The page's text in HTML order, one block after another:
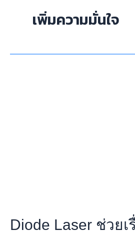
เพิ่มความมั่นใจ
Diode Laser ช่วยเ